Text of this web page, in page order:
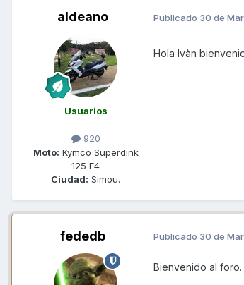
aldeano
Usuarios
920
Moto: Kymco Superdink
125 E4
Ciudad: Simou.
Publicado 30 de
Hola Ivàn
fededb Publicado 30 de
Bienvenido al